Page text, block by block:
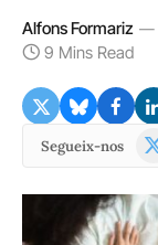
Alfons Formariz
9 Mins Read
Segueix-nos
X